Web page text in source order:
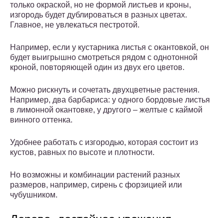
только окраской, но не формой листьев и кроны,
изгородь будет дублироваться в разных цветах.
Главное, не увлекаться пестротой.
Например, если у кустарника листья с окантовкой, он
будет выигрышно смотреться рядом с однотонной
кроной, повторяющей один из двух его цветов.
Можно рискнуть и сочетать двухцветные растения.
Например, два барбариса: у одного бордовые листья
в лимонной окантовке, у другого – желтые с каймой
винного оттенка.
Удобнее работать с изгородью, которая состоит из
кустов, равных по высоте и плотности.
Но возможны и комбинации растений разных
размеров, например, сирень с форзицией или
чубушником.